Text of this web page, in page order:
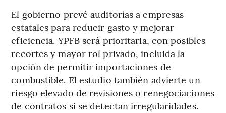
El gobierno prevé auditorías a empresas
estatales para reducir gasto y mejorar
eficiencia. YPFB será prioritaria, con posibles
recortes y mayor rol privado, incluida la
opción de permitir importaciones de
combustible. El estudio también advierte un
riesgo elevado de revisiones o renegociaciones
de contratos si se detectan irregularidades.